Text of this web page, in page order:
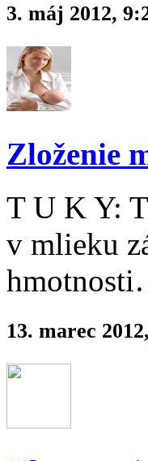
3. máj 2012,
Zloženie
T U K Y:
v mlieku
13. marec